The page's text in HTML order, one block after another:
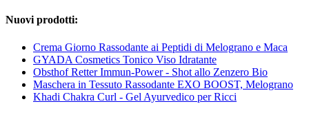
Nuovi prodotti:
Crema Giorno Rassodante ai Peptidi di Melograno e Maca
GYADA Cosmetics Tonico Viso Idratante
Obsthof Retter Immun-Power - Shot allo Zenzero Bio
Maschera in Tessuto Rassodante EXO BOOST, Melograno
Khadi Chakra Curl - Gel Ayurvedico per Ricci